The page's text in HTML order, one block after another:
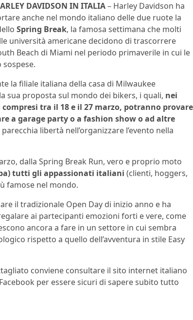
DAVIDSON IN ITALIA– Harley Davidson ha
anche nel mondo italiano delle due ruote la
Spring Break, la famosa settimana che molti
università americane decidono di trascorrere
Beach di Miami nel periodo primaverile in cui le
sospese.
la filiale italiana della casa di Milwaukee
sua proposta sul mondo dei bikers, i quali, nei
tra il 18 e il 27 marzo, potranno provare
a garage party o a fashion show o ad altre
libertà nell’organizzare l’evento nella
dalla Spring Break Run, vero e proprio moto
tutti gli appassionati italiani (clienti, hoggers,
famose nel mondo.
il tradizionale Open Day di inizio anno e ha
ai partecipanti emozioni forti e vere, come
ancora a fare in un settore in cui sembra
rispetto a quello dell’avventura in stile Easy
conviene consultare il sito internet italiano
per essere sicuri di sapere subito tutto